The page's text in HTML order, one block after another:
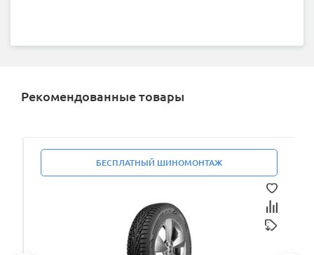
Рекомендованные товары
БЕСПЛАТНЫЙ ШИНОМОНТАЖ